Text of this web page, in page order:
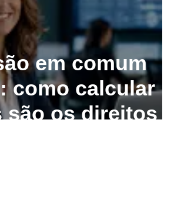
em comum
como calcular
são os direitos